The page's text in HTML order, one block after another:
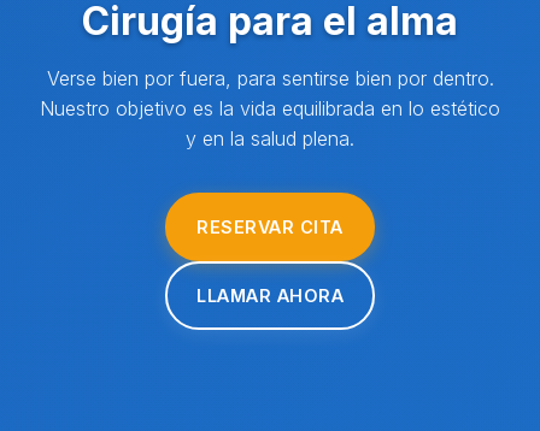
Cirugía para el alma
Verse bien por fuera, para sentirse bien por dentro.
Nuestro objetivo es la vida equilibrada en lo estético
y en la salud plena.
RESERVAR CITA
LLAMAR AHORA